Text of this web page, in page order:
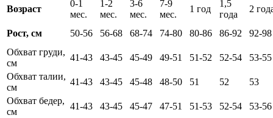
Возраст
0-1
мес.
1-2
мес.
3-6
мес.
7-9
мес.
1 год
1,5
года
2
Рост, см 50-56 56-68 68-74 74-80 80-86 86-92
92-98
Обхват груди,
см
41-43 43-45 45-49 49-51 51-52 52-54
53-55
Обхват талии,
см
41-43 43-45 45-48 48-50 51 52
53
Обхват бедер,
см
41-43 43-45 45-47 47-51 51-53 52-54 53-56